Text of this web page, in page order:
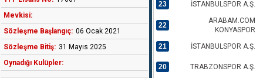
Mevkisi:
Sözleşme Başlangıç: 06 Ocak 2021
Sözleşme Bitiş: 31 Mayıs 2025
Oynadığı Kulüpler:
23 İSTANBULSPOR A.Ş.
22
ARABAM.COM
KONYASPOR
21 İSTANBULSPOR A.Ş.
20 TRABZONSPOR A.Ş.